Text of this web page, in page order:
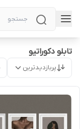
تابلو دکوراتیو
پربازدیدترین